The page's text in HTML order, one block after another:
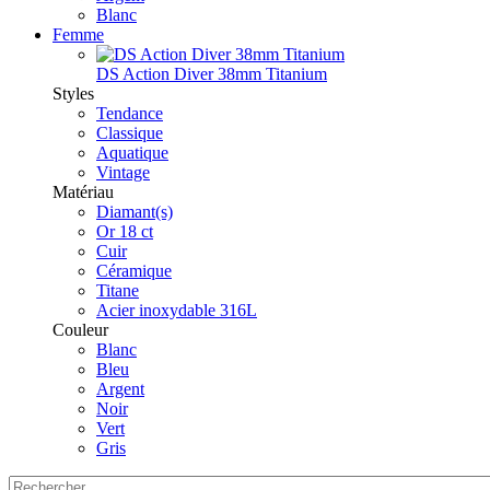
Blanc
Femme
DS Action Diver 38mm Titanium
Styles
Tendance
Classique
Aquatique
Vintage
Matériau
Diamant(s)
Or 18 ct
Cuir
Céramique
Titane
Acier inoxydable 316L
Couleur
Blanc
Bleu
Argent
Noir
Vert
Gris